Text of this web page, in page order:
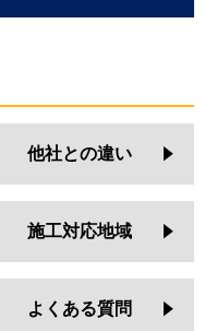
他社との違い
施工対応地域
よくある質問